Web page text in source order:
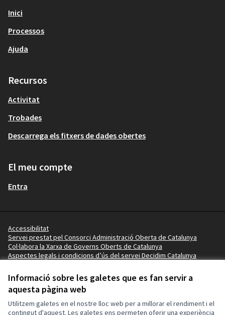
Informació sobre les galetes que es fan servir a
aquesta pàgina web
Utilitzem galetes en el nostre lloc web per a millorar el rendiment i el
contingut d'aquest. Les galetes ens permeten oferir una experiència
Inici
Processos
Ajuda
Recursos
Activitat
Trobades
Descarrega els fitxers de dades obertes
El meu compte
Entra
Accessibilitat
Servei prestat pel Consorci Administració Oberta de Catalunya
Col·labora la Xarxa de Governs Oberts de Catalunya
Aspectes legals i condicions d’ús del servei Decidim Catalunya
Termes i condicions
Configuració de les galetes
Ajuntament del Perelló a X
(Enllaç extern)
Ajuntament del Perelló a Facebook
(Enllaç extern)
Ajuntament del Perelló a Instagram
(Enllaç extern)
Ajuntament del Perelló a GitHub
(Enllaç extern)